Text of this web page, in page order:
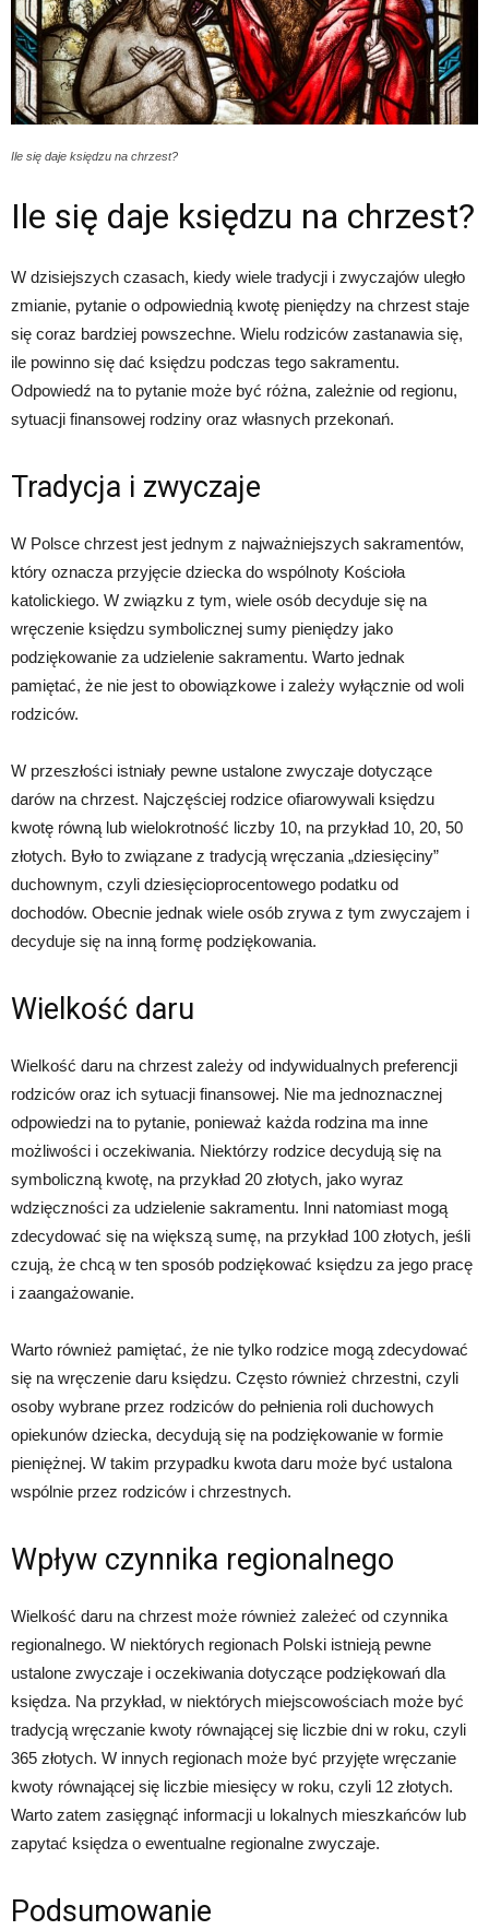
Ile się daje księdzu na chrzest?
Ile się daje księdzu na chrzest?
W dzisiejszych czasach, kiedy wiele tradycji i zwyczajów uległo
zmianie, pytanie o odpowiednią kwotę pieniędzy na chrzest staje
się coraz bardziej powszechne. Wielu rodziców zastanawia się,
ile powinno się dać księdzu podczas tego sakramentu.
Odpowiedź na to pytanie może być różna, zależnie od regionu,
sytuacji finansowej rodziny oraz własnych przekonań.
Tradycja i zwyczaje
W Polsce chrzest jest jednym z najważniejszych sakramentów,
który oznacza przyjęcie dziecka do wspólnoty Kościoła
katolickiego. W związku z tym, wiele osób decyduje się na
wręczenie księdzu symbolicznej sumy pieniędzy jako
podziękowanie za udzielenie sakramentu. Warto jednak
pamiętać, że nie jest to obowiązkowe i zależy wyłącznie od woli
rodziców.
W przeszłości istniały pewne ustalone zwyczaje dotyczące
darów na chrzest. Najczęściej rodzice ofiarowywali księdzu
kwotę równą lub wielokrotność liczby 10, na przykład 10, 20, 50
złotych. Było to związane z tradycją wręczania „dziesięciny”
duchownym, czyli dziesięcioprocentowego podatku od
dochodów. Obecnie jednak wiele osób zrywa z tym zwyczajem i
decyduje się na inną formę podziękowania.
Wielkość daru
Wielkość daru na chrzest zależy od indywidualnych preferencji
rodziców oraz ich sytuacji finansowej. Nie ma jednoznacznej
odpowiedzi na to pytanie, ponieważ każda rodzina ma inne
możliwości i oczekiwania. Niektórzy rodzice decydują się na
symboliczną kwotę, na przykład 20 złotych, jako wyraz
wdzięczności za udzielenie sakramentu. Inni natomiast mogą
zdecydować się na większą sumę, na przykład 100 złotych, jeśli
czują, że chcą w ten sposób podziękować księdzu za jego pracę
i zaangażowanie.
Warto również pamiętać, że nie tylko rodzice mogą zdecydować
się na wręczenie daru księdzu. Często również chrzestni, czyli
osoby wybrane przez rodziców do pełnienia roli duchowych
opiekunów dziecka, decydują się na podziękowanie w formie
pieniężnej. W takim przypadku kwota daru może być ustalona
wspólnie przez rodziców i chrzestnych.
Wpływ czynnika regionalnego
Wielkość daru na chrzest może również zależeć od czynnika
regionalnego. W niektórych regionach Polski istnieją pewne
ustalone zwyczaje i oczekiwania dotyczące podziękowań dla
księdza. Na przykład, w niektórych miejscowościach może być
tradycją wręczanie kwoty równającej się liczbie dni w roku, czyli
365 złotych. W innych regionach może być przyjęte wręczanie
kwoty równającej się liczbie miesięcy w roku, czyli 12 złotych.
Warto zatem zasięgnąć informacji u lokalnych mieszkańców lub
zapytać księdza o ewentualne regionalne zwyczaje.
Podsumowanie